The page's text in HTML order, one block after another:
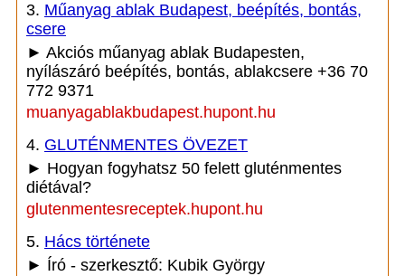
3. Műanyag ablak Budapest, beépítés, bontás,
csere
► Akciós műanyag ablak Budapesten,
nyílászáró beépítés, bontás, ablakcsere +36 70
772 9371
muanyagablakbudapest.hupont.hu
4. GLUTÉNMENTES ÖVEZET
► Hogyan fogyhatsz 50 felett gluténmentes
diétával?
glutenmentesreceptek.hupont.hu
5. Hács története
► Író - szerkesztő: Kubik György